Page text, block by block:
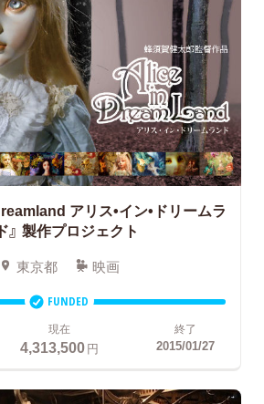
アリス•イン•ドリームラ
』 製作プロジェクト
東京都 映画
FUNDED
現在
4,313,500円
終了
2015/01/27